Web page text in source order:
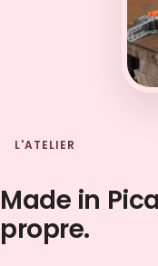
L'ATELIER
Made in
propre.